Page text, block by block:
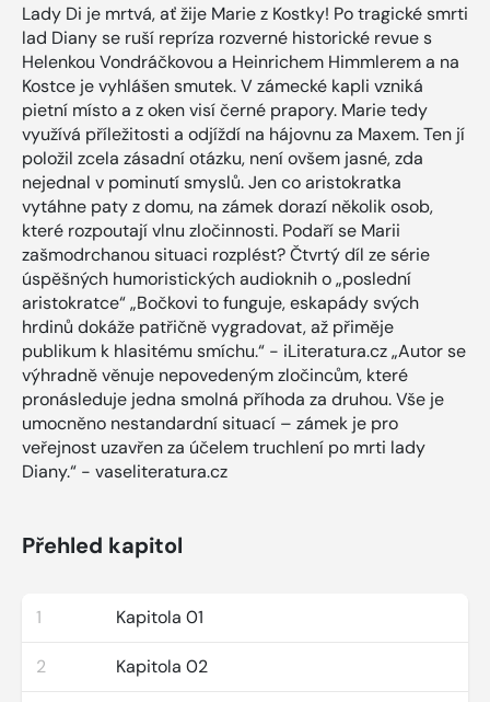
Lady Di je mrtvá, ať žije Marie z Kostky! Po tragické smrti
lad Diany se ruší repríza rozverné historické revue s
Helenkou Vondráčkovou a Heinrichem Himmlerem a na
Kostce je vyhlášen smutek. V zámecké kapli vzniká
pietní místo a z oken visí černé prapory. Marie tedy
využívá příležitosti a odjíždí na hájovnu za Maxem. Ten jí
položil zcela zásadní otázku, není ovšem jasné, zda
nejednal v pominutí smyslů. Jen co aristokratka
vytáhne paty z domu, na zámek dorazí několik osob,
které rozpoutají vlnu zločinnosti. Podaří se Marii
zašmodrchanou situaci rozplést? Čtvrtý díl ze série
úspěšných humoristických audioknih o „poslední
aristokratce“ „Bočkovi to funguje, eskapády svých
hrdinů dokáže patřičně vygradovat, až přiměje
publikum k hlasitému smíchu.“ - iLiteratura.cz „Autor se
výhradně věnuje nepovedeným zločincům, které
pronásleduje jedna smolná příhoda za druhou. Vše je
umocněno nestandardní situací – zámek je pro
veřejnost uzavřen za účelem truchlení po mrti lady
Diany.“ - vaseliteratura.cz
Přehled kapitol
1 Kapitola 01
2 Kapitola 02